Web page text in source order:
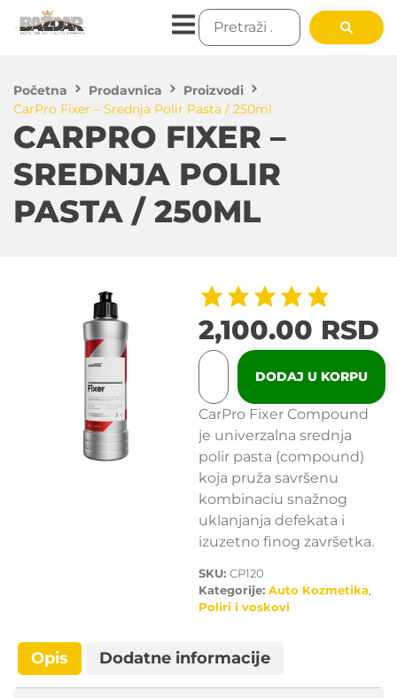
Početna Prodavnica
Proizvodi
CarPro Fixer – Srednja Polir Pasta / 250ml
CARPRO FIXER –
SREDNJA POLIR
PASTA / 250ML
2,100.00 RSD
DODAJ U KORPU
CarPro Fixer Compound
je univerzalna srednja
polir pasta (compound)
koja pruža savršenu
kombinaciu snažnog
uklanjanja defekata i
izuzetno finog završetka.
SKU: CP120
Kategorije: Auto Kozmetika,
Poliri i voskovi
Opis Dodatne informacije